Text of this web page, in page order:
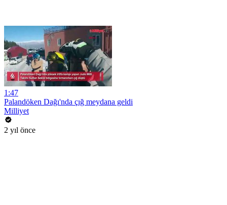
1:47
Palandöken Dağı'nda çığ meydana geldi
Milliyet
2 yıl önce